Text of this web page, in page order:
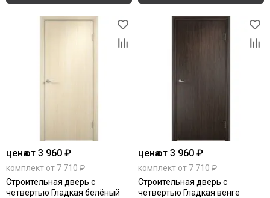
ценаот 3 960 ₽
комплект от 7 710 ₽
Строительная дверь с
четвертью Гладкая белёный
ценаот 3 960 ₽
комплект от 7 710 ₽
Строительная дверь с
четвертью Гладкая венге